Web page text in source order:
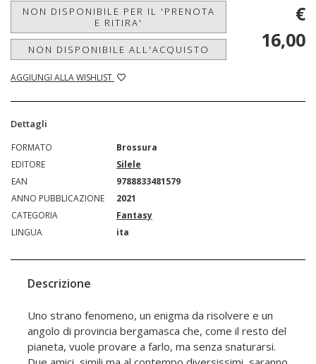
NON DISPONIBILE PER IL 'PRENOTA
E RITIRA'
NON DISPONIBILE ALL'ACQUISTO
AGGIUNGI ALLA WISHLIST
€
16,00
Dettagli
FORMATO
Brossura
EDITORE
Silele
EAN
9788833481579
ANNO PUBBLICAZIONE
2021
CATEGORIA
Fantasy
LINGUA
ita
Descrizione
Uno strano fenomeno, un enigma da risolvere e un
angolo di provincia bergamasca che, come il resto del
pianeta, vuole provare a farlo, ma senza snaturarsi.